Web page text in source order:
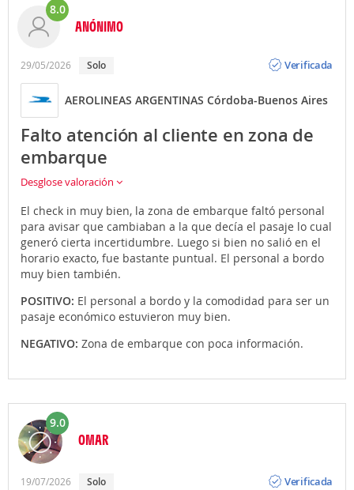
8.0
ANÓNIMO
29/05/2026 Solo
Verificada
AEROLINEAS ARGENTINAS Córdoba-Buenos Aires
Falto atención al cliente en zona de
embarque
Desglose valoración
El check in muy bien, la zona de embarque faltó personal
para avisar que cambiaban a la que decía el pasaje lo cual
generó cierta incertidumbre. Luego si bien no salió en el
horario exacto, fue bastante puntual. El personal a bordo
muy bien también.
POSITIVO: El personal a bordo y la comodidad para ser un
pasaje económico estuvieron muy bien.
NEGATIVO: Zona de embarque con poca información.
9.0
OMAR
19/07/2026 Solo
Verificada